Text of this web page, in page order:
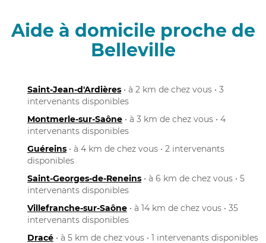
Aide à domicile proche de
Belleville
Saint-Jean-d'Ardières • à 2 km de chez vous • 3
intervenants disponibles
Montmerle-sur-Saône • à 3 km de chez vous • 4
intervenants disponibles
Guéreins • à 4 km de chez vous • 2 intervenants
disponibles
Saint-Georges-de-Reneins • à 6 km de chez vous • 5
intervenants disponibles
Villefranche-sur-Saône • à 14 km de chez vous • 35
intervenants disponibles
Dracé • à 5 km de chez vous • 1 intervenants disponibles